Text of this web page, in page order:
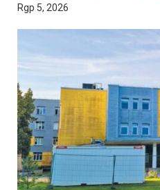
Rgp 5, 2026